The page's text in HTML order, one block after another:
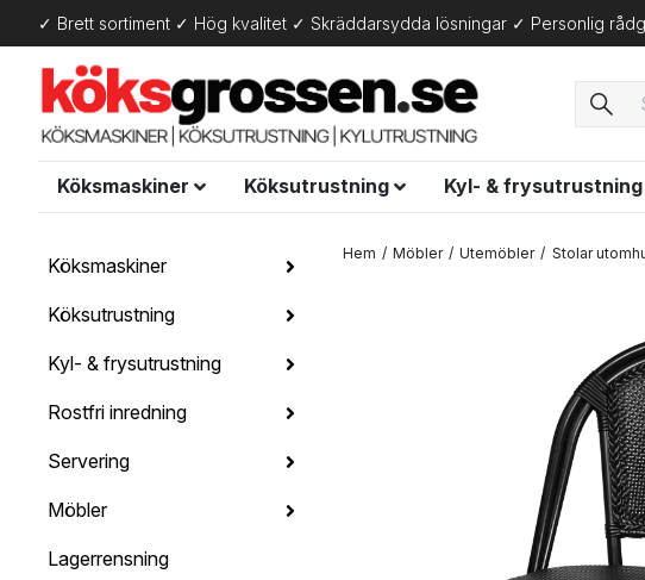
✓ Brett sortiment ✓ Hög kvalitet ✓ Skräddarsydda lösningar ✓ Personlig
Köksmaskiner Köksutrustning Kyl- & frysutrustning
Köksmaskiner
Köksutrustning
Kyl- & frysutrustning
Rostfri inredning
Servering
Möbler
Lagerrensning
Hem Möbler Utemöbler Stolar